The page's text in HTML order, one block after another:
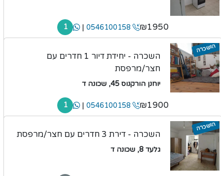
₪1950
0546100158
|
1
הושכרה
השכרה - יחידת דיור 1 חדרים עם
חצר/מרפסת
יוחנן הורקנוס 45, שכונה ד
₪1900
0546100158
|
1
הושכרה
השכרה - דירת 3 חדרים עם חצר/מרפסת
גלעד 8, שכונה ד